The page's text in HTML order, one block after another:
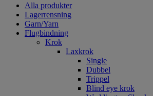
Alla produkter
Lagerrensning
Garn/Yarn
Flugbindning
Krok
Laxkrok
Single
Dubbel
Trippel
Blind eye krok